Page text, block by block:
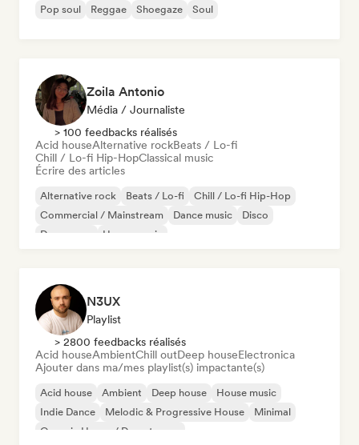
Pop soul
Reggae Shoegaze Soul
Zoila Antonio
Média / Journaliste
> 100 feedbacks réalisés
Acid houseAlternative rockBeats / Lo-fi
Chill / Lo-fi Hip-HopClassical music
Écrire des articles
Alternative rock Beats / Lo-fi
Chill / Lo-fi Hip-Hop
Commercial / Mainstream
Dance music
Disco
Dream pop
House music
N3UX
Playlist
> 2800 feedbacks réalisés
Acid houseAmbientChill outDeep houseElectronica
Ajouter dans ma/mes playlist(s) impactante(s)
Acid house Ambient Deep house
House music
Indie Dance
Melodic & Progressive House
Minimal
Organic House / Downtempo